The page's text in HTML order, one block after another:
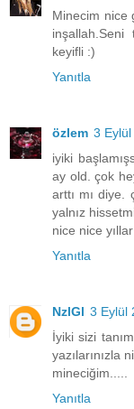
Minecim nice
inşallah.Seni
keyifli :)
Yanıtla
özlem 3
iyiki
ay old. çok
arttı mı
yalnız
nice nice
Yanıtla
NzlGl 3 Eylül
İyiki sizi
yazılarınızla
mineciğim.....
Yanıtla